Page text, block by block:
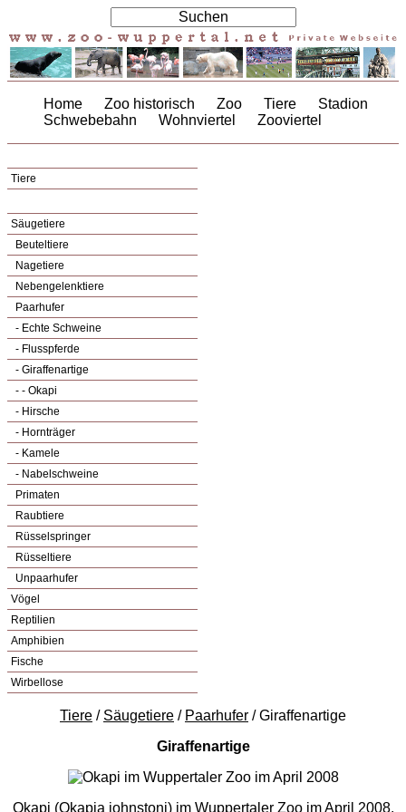
Home Zoo historisch Zoo Tiere
Stadion
Schwebebahn
Wohnviertel Zooviertel
Tiere
Säugetiere
Beuteltiere
Nagetiere
Nebengelenktiere
Paarhufer
- Echte Schweine
- Flusspferde
- Giraffenartige
- - Okapi
- Hirsche
- Hornträger
- Kamele
- Nabelschweine
Primaten
Raubtiere
Rüsselspringer
Rüsseltiere
Unpaarhufer
Vögel
Reptilien
Amphibien
Fische
Wirbellose
Tiere / Säugetiere / Paarhufer / Giraffenartige
Giraffenartige
Okapi (Okapia johnstoni) im Wuppertaler Zoo im April 2008.